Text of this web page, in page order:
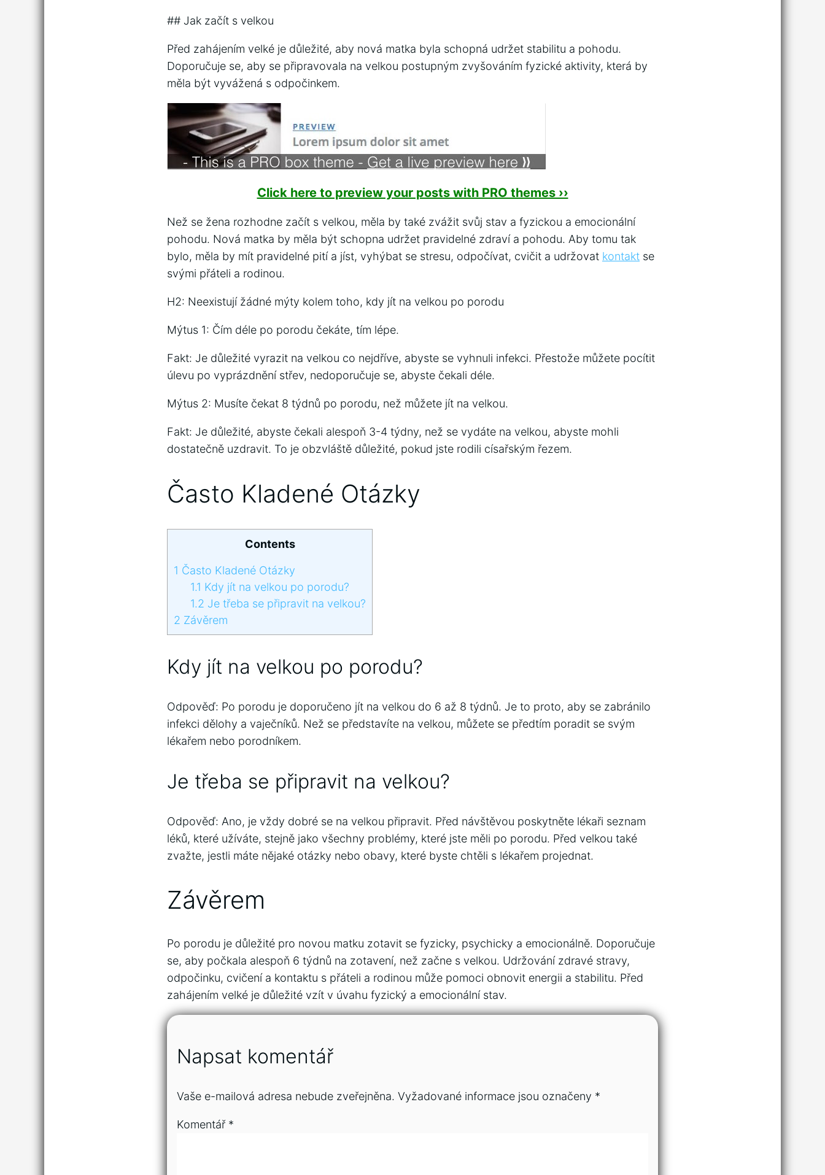
## Jak začít s velkou
Před zahájením velké je důležité, aby nová matka byla schopná udržet stabilitu a pohodu.
Doporučuje se, aby se připravovala na velkou postupným zvyšováním fyzické aktivity, která by
měla být vyvážená s odpočinkem.
Click here to preview your posts with PRO themes ››
Než se žena rozhodne začít s velkou, měla by také zvážit svůj stav a fyzickou a emocionální
pohodu. Nová matka by měla být schopna udržet pravidelné zdraví a pohodu. Aby tomu tak
bylo, měla by mít pravidelné pití a jíst, vyhýbat se stresu, odpočívat, cvičit a udržovat kontakt se
svými přáteli a rodinou.
H2: Neexistují žádné mýty kolem toho, kdy jít na velkou po porodu
Mýtus 1: Čím déle po porodu čekáte, tím lépe.
Fakt: Je důležité vyrazit na velkou co nejdříve, abyste se vyhnuli infekci. Přestože můžete pocítit
úlevu po vyprázdnění střev, nedoporučuje se, abyste čekali déle.
Mýtus 2: Musíte čekat 8 týdnů po porodu, než můžete jít na velkou.
Fakt: Je důležité, abyste čekali alespoň 3-4 týdny, než se vydáte na velkou, abyste mohli
dostatečně uzdravit. To je obzvláště důležité, pokud jste rodili císařským řezem.
Často Kladené Otázky
Contents
1 Často Kladené Otázky
1.1 Kdy jít na velkou po porodu?
1.2 Je třeba se připravit na velkou?
2 Závěrem
Kdy jít na velkou po porodu?
Odpověď: Po porodu je doporučeno jít na velkou do 6 až 8 týdnů. Je to proto, aby se zabránilo
infekci dělohy a vaječníků. Než se představíte na velkou, můžete se předtím poradit se svým
lékařem nebo porodníkem.
Je třeba se připravit na velkou?
Odpověď: Ano, je vždy dobré se na velkou připravit. Před návštěvou poskytněte lékaři seznam
léků, které užíváte, stejně jako všechny problémy, které jste měli po porodu. Před velkou také
zvažte, jestli máte nějaké otázky nebo obavy, které byste chtěli s lékařem projednat.
Závěrem
Po porodu je důležité pro novou matku zotavit se fyzicky, psychicky a emocionálně. Doporučuje
se, aby počkala alespoň 6 týdnů na zotavení, než začne s velkou. Udržování zdravé stravy,
odpočinku, cvičení a kontaktu s přáteli a rodinou může pomoci obnovit energii a stabilitu. Před
zahájením velké je důležité vzít v úvahu fyzický a emocionální stav.
Napsat komentář
Vaše e-mailová adresa nebude zveřejněna. Vyžadované informace jsou označeny *
Komentář *